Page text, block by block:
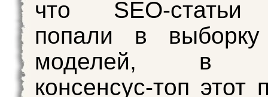
что SEO-статьи
попали в
моделей, в
консенсус-топ этот